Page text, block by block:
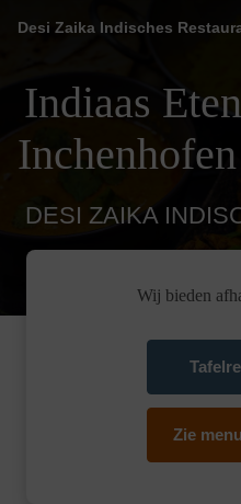
Desi Zaika Indisches
Indiaas
DESI ZAIKA
Wij bieden
Zie